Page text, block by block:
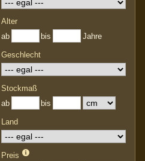
Alter
ab
bis Jahre
Geschlecht
Stockmaß
ab
bis
Land
Preis